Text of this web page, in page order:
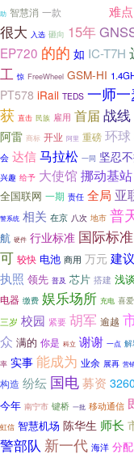
助 智慧消 一款 难点
很大 入选 砸向 15年
EP720 的的 如 IC-T7H
工 惊 FreeWheel GSM-HI
PT578 iRail TEDS 一师
获 直击 民族 雇用 首届 战线
阿雷 商标 开业 阿里 重磅 环球
会 达信马拉松 一同 坚忍
兴趣 给予 大使馆挪动基站
全国联网 一期 责任 全局 亚
警系统 相关 在京 八次 地市 普
航 硬件 行业标准 国际标准
可 较快 电池 商用 万元 建议
执照 领先 普及 芯片 搭建 浅谈
电器 缴费 娱乐场所 充电 喜爱
三岁 校园 紧要 胡军 逾越
众 满的 你是 科立 谢谢 一点
率 实事 能成为 业余 展再 营
构造 纷纭 国电募资
今年 南宁市 键桥 一批 移动通信
虹信 智慧机场 陈华生 师长
警部队 新一代 海洋 分配